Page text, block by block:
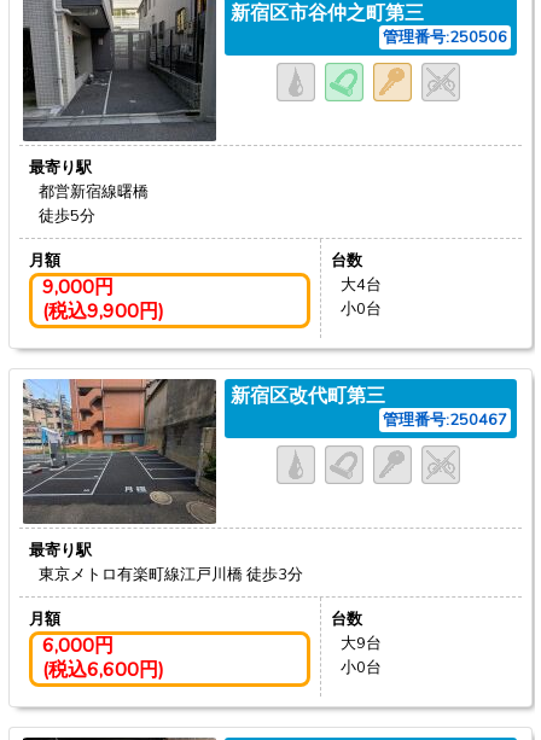
新宿区市谷仲之町第三
管理番号:250506
最寄り駅
都営新宿線曙橋
徒歩5分
月額
9,000円
(税込9,900円)
台数
大4台
小0台
新宿区改代町第三
管理番号:250467
最寄り駅
東京メトロ有楽町線江戸川橋徒歩3分
月額
6,000円
(税込6,600円)
台数
大9台
小0台